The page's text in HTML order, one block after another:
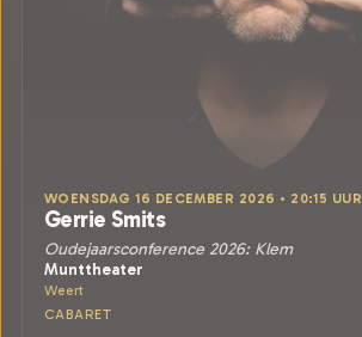
WOENSDAG 16 DECEMBER 2026 • 20:15 UUR
Gerrie Smits
Oudejaarsconference 2026: Klem
Munttheater
Weert
CABARET